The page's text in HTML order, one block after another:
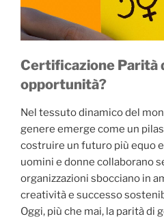
Certificazione Parità
opportunità?
Nel tessuto dinamico del
genere emerge come un
costruire un futuro più equo
uomini e donne collaborano
organizzazioni sbocciano in
creatività e successo
Oggi, più che mai, la parità di